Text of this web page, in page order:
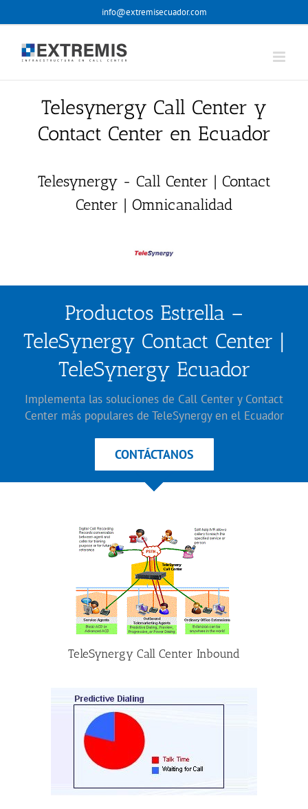
info@extremisecuador.com
Telesynergy Call Center y
Contact Center en Ecuador
Telesynergy - Call Center | Contact
Center | Omnicanalidad
Productos Estrella –
TeleSynergy Contact Center |
TeleSynergy Ecuador
Implementa las soluciones de Call Center y Contact
Center más populares de TeleSynergy en el Ecuador
CONTÁCTANOS
TeleSynergy Call Center Inbound